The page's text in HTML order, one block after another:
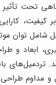
تحت تأثیر
کیفیت،
شامل توان
ابعاد و
تردمیل‌های
مداوم طراحی